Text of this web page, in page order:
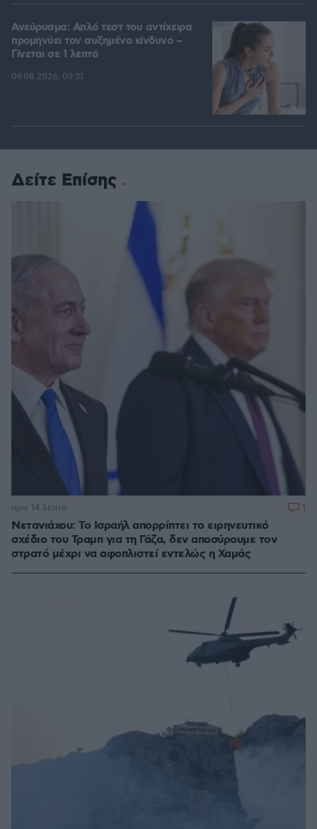
Ανεύρυσμα: Απλό τεστ του αντίχειρα
προμηνύει τον αυξημένο κίνδυνο –
Γίνεται σε 1 λεπτό
09.08.2026, 09:31
Δείτε Επίσης
Νετανιάχου: Το Ισραήλ απορρίπτει το ειρηνευτικό
σχέδιο του Τραμπ για τη Γάζα, δεν αποσύρουμε τον
στρατό μέχρι να αφοπλιστεί εντελώς η Χαμάς
πριν 14 λεπτά 1